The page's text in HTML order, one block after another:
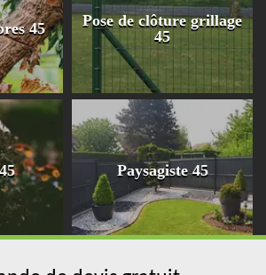
45
Pose de clôture grillage
45
Paysagiste 45